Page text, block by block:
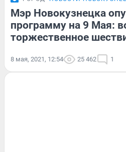
Мэр Новокузнецка
программу на 9 Мая:
торжественное
8 мая, 2021, 12:54 25 462 1